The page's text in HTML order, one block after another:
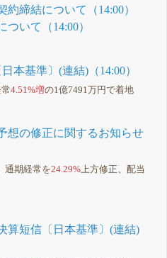
締結について（14:00）
いて（14:00）
本基準〕(連結)（14:00）
4.51%増の1億7491万円で着地
想の修正に関するお知らせ
通期経常を24.29%上方修正、配当
算短信〔日本基準〕(連結)